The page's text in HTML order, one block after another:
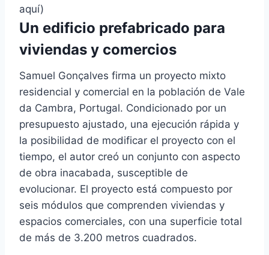
aquí)
Un edificio prefabricado para
viviendas y comercios
Samuel Gonçalves firma un proyecto mixto
residencial y comercial en la población de Vale
da Cambra, Portugal. Condicionado por un
presupuesto ajustado, una ejecución rápida y
la posibilidad de modificar el proyecto con el
tiempo, el autor creó un conjunto con aspecto
de obra inacabada, susceptible de
evolucionar. El proyecto está compuesto por
seis módulos que comprenden viviendas y
espacios comerciales, con una superficie total
de más de 3.200 metros cuadrados.